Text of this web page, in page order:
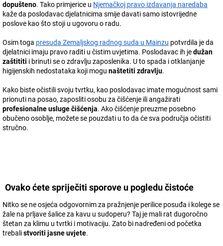
dopušteno. Tako primjerice u Njemačkoj pravo izdavanja naredaba
kaže da poslodavac djelatnicima smije davati samo istovrijedne
poslove kao što stoji u ugovoru o radu.
Osim toga presuda Zemaljskog radnog suda u Mainzu potvrdila je da
djelatnici imaju pravo raditi u čistim uvjetima. Poslodavac ih jedužan
zaštititi i brinuti se o zdravlju zaposlenika. U to spada i otklanjanje
higijenskih nedostataka koji mogu naštetiti zdravlju.
Kako biste očistili svoju tvrtku, kao poslodavac imate mogućnost sami
prionuti na posao, zaposliti osobu za čišćenje ili angažirati
profesionalne usluge čišćenja. Ako čišćenje preuzme posebno
obučeno osoblje, možete se pouzdati u to da će sva područja očistiti
stručno.
Ovako ćete spriječiti sporove u pogledu čistoće
Nitko se ne osjeća odgovornim za pražnjenje perilice posuđa i kolege se
žale na prljave šalice za kavu u sudoperu? Taj je mali rat dugoročno
štetan za klimu u tvrtki i motivaciju. Zato bi nadređeni od početka
trebalistvoriti jasne uvjete.